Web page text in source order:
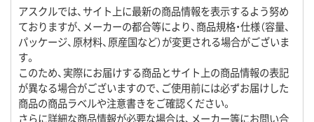
アスクルでは、サイト上に最新の商品情報を表示するよう努め
ておりますが、メーカーの都合等により、商品規格・仕様（容量、
パッケージ、原材料、原産国など）が変更される場合がございま
す。
このため、実際にお届けする商品とサイト上の商品情報の表記
が異なる場合がございますので、ご使用前には必ずお届けした
商品の商品ラベルや注意書きをご確認ください。
さらに詳細な商品情報が必要な場合は、メーカー等にお問い合